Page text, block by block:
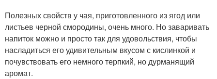
Полезных свойств у чая, приготовленного из ягод или
листьев черной смородины, очень много. Но заваривать
напиток можно и просто так для удовольствия, чтобы
насладиться его удивительным вкусом с кислинкой и
почувствовать его немного терпкий, но дурманящий
аромат.